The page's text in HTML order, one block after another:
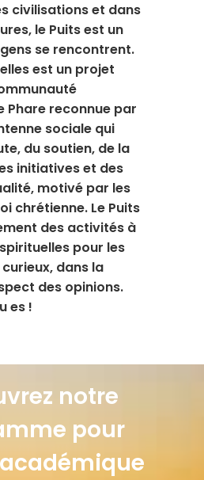
civilisations et dans
le Puits est un
se rencontrent.
est un projet
Phare reconnue par
sociale qui
du soutien, de la
initiatives et des
motivé par les
chrétienne. Le Puits
des activités à
pour les
dans la
des opinions.
es !
notre
pour